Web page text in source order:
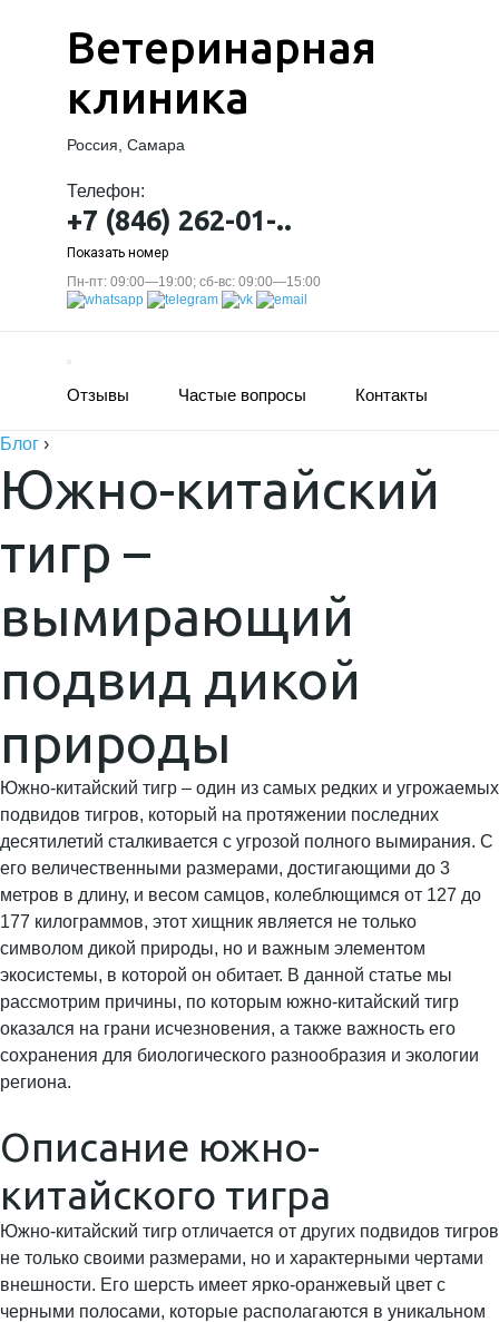
Ветеринарная
клиника
Россия, Самара
Телефон:
+7 (846) 262-01-..
Показать номер
Пн-пт: 09:00—19:00; сб-вс: 09:00—15:00
Отзывы Частые вопросы Контакты
Блог ›
Южно-китайский
тигр –
вымирающий
подвид дикой
природы
Южно-китайский тигр – один из самых редких и угрожаемых
подвидов тигров, который на протяжении последних
десятилетий сталкивается с угрозой полного вымирания. С
его величественными размерами, достигающими до 3
метров в длину, и весом самцов, колеблющимся от 127 до
177 килограммов, этот хищник является не только
символом дикой природы, но и важным элементом
экосистемы, в которой он обитает. В данной статье мы
рассмотрим причины, по которым южно-китайский тигр
оказался на грани исчезновения, а также важность его
сохранения для биологического разнообразия и экологии
региона.
Описание южно-
китайского тигра
Южно-китайский тигр отличается от других подвидов тигров
не только своими размерами, но и характерными чертами
внешности. Его шерсть имеет ярко-оранжевый цвет с
черными полосами, которые располагаются в уникальном